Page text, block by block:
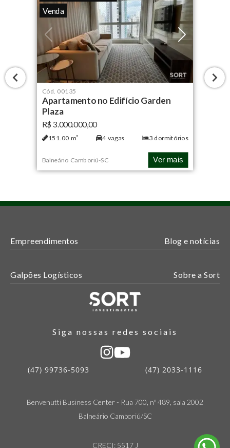
Venda
Cód. 00135
Apartamento no Edifício Garden
Plaza
R$ 3.000.000,00
151.00 m² 4vagas 3 dormitórios
Balneário Camboriú-SC Ver mais
Empreendimentos Blog e notícias
Galpões Logísticos Sobre a Sort
Siga nossas redes sociais
(47) 99736-5093 (47) 2033-1116
Benvenutti Business Center - Rua 700, nº 489, sala 2002
Balneário Camboriú/SC
CRECI: 5517 J